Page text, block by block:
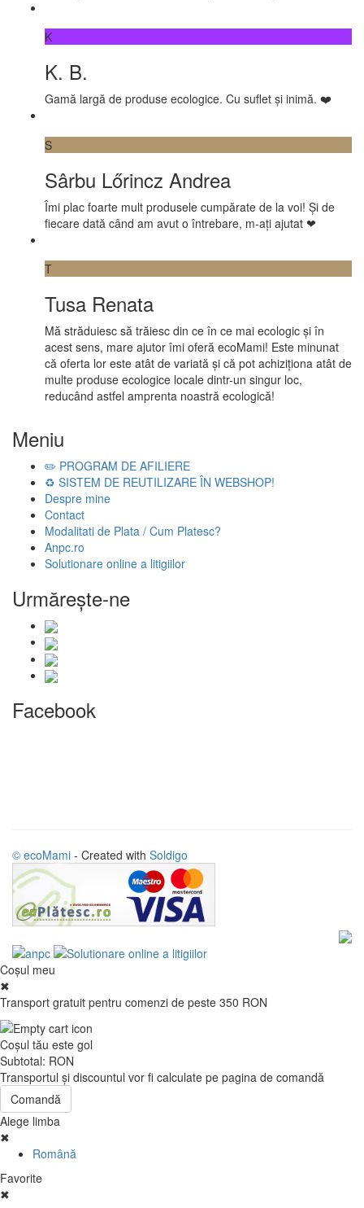
K
K. B.
Gamă largă de produse ecologice. Cu suflet și inimă. ❤️
S
Sârbu Lőrincz Andrea
Îmi plac foarte mult produsele cumpărate de la voi! Și de
fiecare dată când am avut o întrebare, m-ați ajutat ❤
T
Tusa Renata
Mă străduiesc să trăiesc din ce în ce mai ecologic și în
acest sens, mare ajutor îmi oferă ecoMami! Este minunat
că oferta lor este atât de variată și că pot achiziționa atât de
multe produse ecologice locale dintr-un singur loc,
reducând astfel amprenta noastră ecologică!
Meniu
✏️ PROGRAM DE AFILIERE
♻️ SISTEM DE REUTILIZARE ÎN WEBSHOP!
Despre mine
Contact
Modalitati de Plata / Cum Platesc?
Anpc.ro
Solutionare online a litigiilor
Urmăreşte-ne
Facebook
© ecoMami - Created with Soldigo
Coşul meu
✖
Transport gratuit pentru comenzi de peste 350 RON
Coşul tău este gol
Subtotal: RON
Transportul şi discountul vor fi calculate pe pagina de comandă
Comandă
Alege limba
✖
Română
Favorite
✖